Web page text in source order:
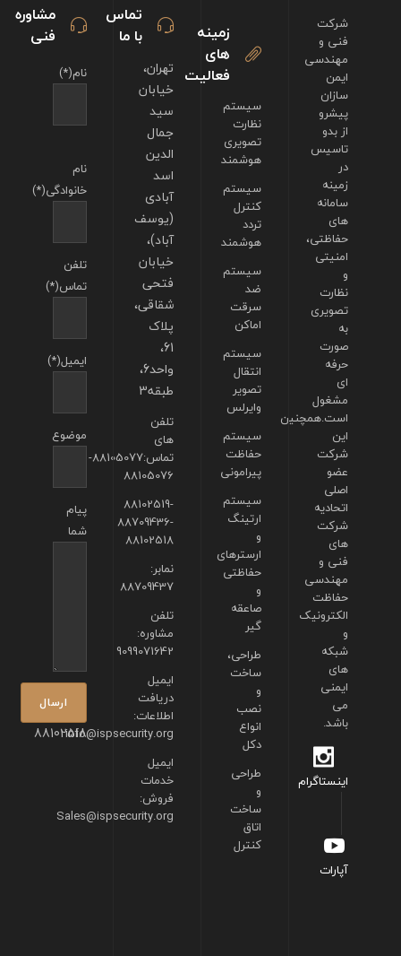
مشاوره
فنی
نام(*)
نام
خانوادگی(*)
تلفن
تماس(*)
ایمیل(*)
موضوع
پیام
شما
88102518
تماس
با ما
تهران،
خیابان
سید
جمال
الدین
اسد
آبادی
(یوسف
آباد)،
خیابان
فتحی
شقاقی،
پلاک
61،
واحد6،
طبقه3
تلفن
های
تماس:88105077-
88105076
88102519-
88709436-
88102518
نمابر:
88709437
تلفن
مشاوره:
9099071642
ایمیل
دریافت
اطلاعات:
info@ispsecurity.org
ایمیل
خدمات
فروش:
Sales@ispsecurity.org
زمینه
های
فعالیت
سیستم
نظارت
تصویری
هوشمند
سیستم
کنترل
تردد
هوشمند
سیستم
ضد
سرقت
اماکن
سیستم
انتقال
تصویر
وایرلس
سیستم
حفاظت
پیرامونی
سیستم
ارتینگ
و
ارسترهای
حفاظتی
و
صاعقه
گیر
طراحی،
ساخت
و
نصب
انواع
دکل
طراحی
و
ساخت
اتاق
کنترل
شرکت
فنی و
مهندسی
ایمن
سازان
پیشرو
از بدو
تاسیس
در
زمینه
سامانه
های
حفاظتی،
امنیتی
و
نظارت
تصویری
به
صورت
حرفه
ای
مشغول
است.همچنین
این
شرکت
عضو
اصلی
اتحادیه
شرکت
های
فنی و
مهندسی
حفاظت
الکترونیک
و
شبکه
های
ایمنی
می
باشد.
اینستاگرام
آپارات